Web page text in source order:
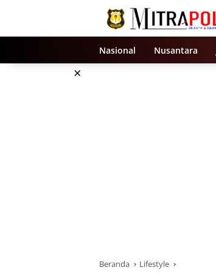
Nasional Nusantara
×
Beranda Lifestyle